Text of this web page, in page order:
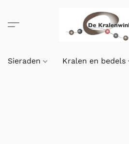
Sieraden Kralen en bedels